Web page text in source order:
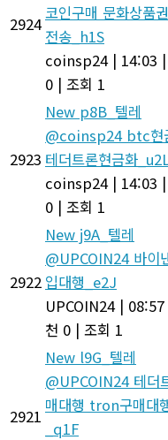
2924
코인구매 문화상품
전송_h1S
coinsp24 | 14:03 |
0 | 조회 1
2923
New p8B_텔레
@coinsp24 btc현
테더트론현금화
coinsp24 | 14:03 |
0 | 조회 1
2922
New j9A_텔레
@UPCOIN24 바이
입대행_e2J
UPCOIN24 | 08:57
천 0 | 조회 1
2921
New l9G_텔레
@UPCOIN24 테더
매대행 tron구매대
_q1F